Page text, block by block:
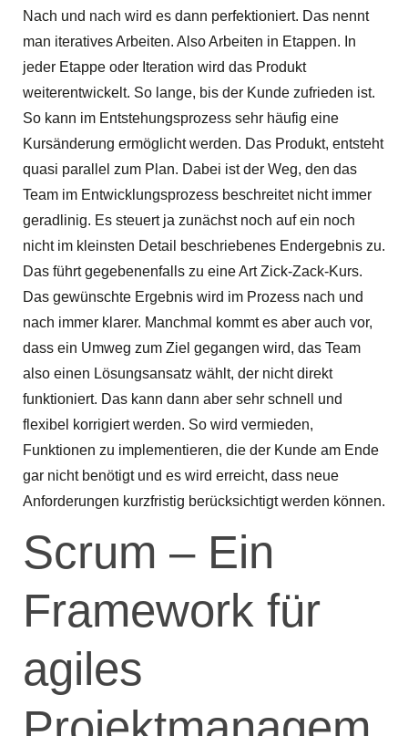
Nach und nach wird es dann perfektioniert. Das nennt
man iteratives Arbeiten. Also Arbeiten in Etappen. In
jeder Etappe oder Iteration wird das Produkt
weiterentwickelt. So lange, bis der Kunde zufrieden ist.
So kann im Entstehungsprozess sehr häufig eine
Kursänderung ermöglicht werden. Das Produkt, entsteht
quasi parallel zum Plan. Dabei ist der Weg, den das
Team im Entwicklungsprozess beschreitet nicht immer
geradlinig. Es steuert ja zunächst noch auf ein noch
nicht im kleinsten Detail beschriebenes Endergebnis zu.
Das führt gegebenenfalls zu eine Art Zick-Zack-Kurs.
Das gewünschte Ergebnis wird im Prozess nach und
nach immer klarer. Manchmal kommt es aber auch vor,
dass ein Umweg zum Ziel gegangen wird, das Team
also einen Lösungsansatz wählt, der nicht direkt
funktioniert. Das kann dann aber sehr schnell und
flexibel korrigiert werden. So wird vermieden,
Funktionen zu implementieren, die der Kunde am Ende
gar nicht benötigt und es wird erreicht, dass neue
Anforderungen kurzfristig berücksichtigt werden können.
Scrum – Ein
Framework für
agiles